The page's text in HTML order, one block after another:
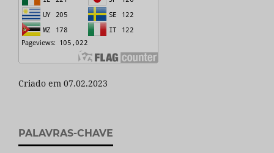
Criado em 07.02.2023
PALAVRAS-CHAVE